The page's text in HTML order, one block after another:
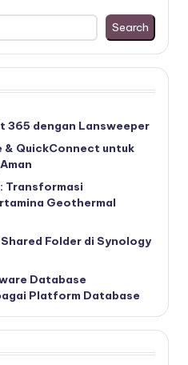
Search
365 dengan Lansweeper
& QuickConnect untuk
Transformasi
Geothermal
Folder di Synology
Database
Platform Database